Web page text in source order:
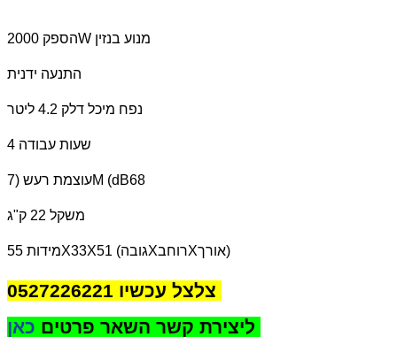
הספק 2000W מנוע בנזין
התנעה ידנית
נפח מיכל דלק 4.2 ליטר
שעות עבודה 4
עוצמת רעש (7M (dB68
משקל 22 ק"ג
מידות 55X33X51 (גובהXרוחבXאורך)
ליצירת קשר השאר פרטים